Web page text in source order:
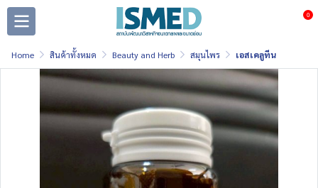
0
Home สินค้าทั้งหมด Beauty and Herb สมุนไพร เอสเคลูทีน